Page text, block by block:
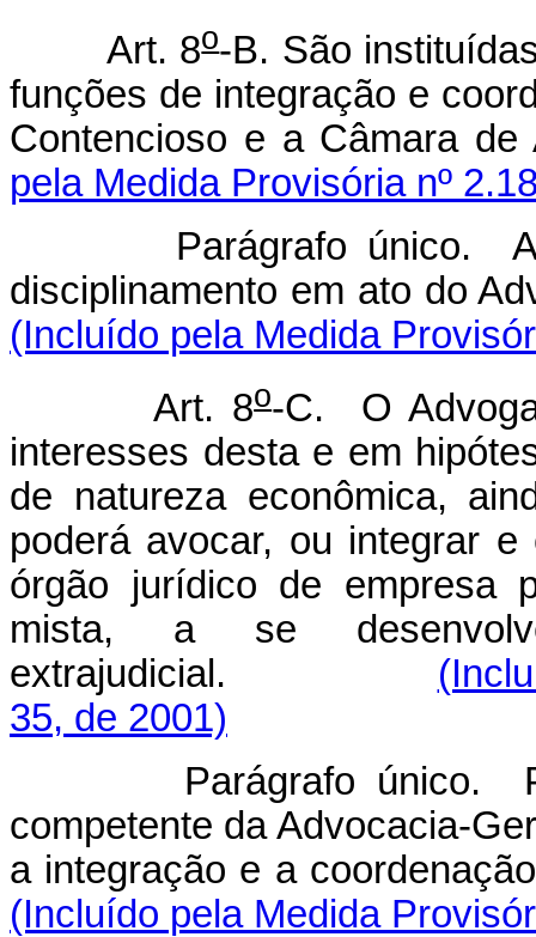
Art. 8o-B. São
funções de integração e
Contencioso e a Câmara
pela Medida Provisória nº
Parágrafo único.
disciplinamento em ato
(Incluído pela Medida
Art. 8o-C. O
interesses desta e em
de natureza econômica,
poderá avocar, ou integrar
órgão jurídico de empresa
mista, a se
extrajudicial.
35, de 2001)
Parágrafo único.
competente da Advocacia-
a integração e a
(Incluído pela Medida